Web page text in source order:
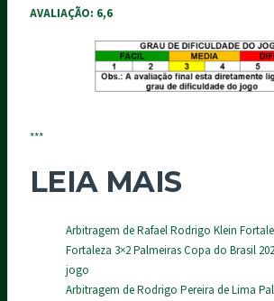
AVALIAÇÃO: 6,6
***
LEIA MAIS
Arbitragem de Rafael Rodrigo Klein
Fortaleza 3×2 Palmeiras Copa do Brasil
jogo
Arbitragem de Rodrigo Pereira de Lima